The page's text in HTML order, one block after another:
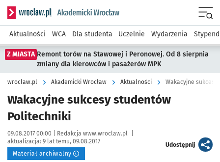
Serwis informacyjny wroclaw.pl podserwis: Akademicki
Aktualności WCA Dla studenta Uczelnie Wydarzenia
Z MIASTA Remont torów na Stawowej i Peronowej. Od 8 sierpnia
zmiany dla kierowców i pasażerów MPK
wroclaw.pl Akademicki Wrocław Aktualności Wakacyjne
Wakacyjne sukcesy studentów
Politechniki
Data publikacji:
09.08.2017 00:00 | Autor:
Redakcja www.wroclaw.pl
aktualizacja: 9 lat temu, 09.08.2017
Materiał archiwalny
Udostępnijartykuł